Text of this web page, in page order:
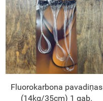
Fluorokarbona pavadiņas
(14kg/35cm) 1 gab.